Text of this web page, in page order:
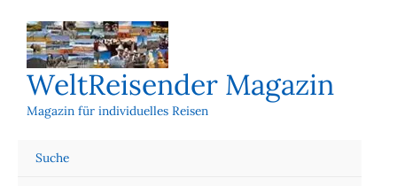
Inhalt
springen
WeltReisender Magazin
Magazin für individuelles Reisen
Suche